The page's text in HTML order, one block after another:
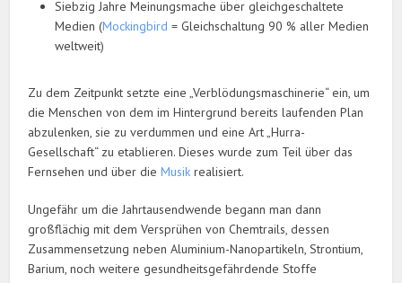
Siebzig Jahre Meinungsmache über gleichgeschaltete
Medien (Mockingbird = Gleichschaltung 90 % aller Medien
weltweit)
Zu dem Zeitpunkt setzte eine „Verblödungsmaschinerie“ ein, um
die Menschen von dem im Hintergrund bereits laufenden Plan
abzulenken, sie zu verdummen und eine Art „Hurra-
Gesellschaft“ zu etablieren. Dieses wurde zum Teil über das
Fernsehen und über dieMusik realisiert.
Ungefähr um die Jahrtausendwende begann man dann
großflächig mit dem Versprühen von Chemtrails, dessen
Zusammensetzung neben Aluminium-Nanopartikeln, Strontium,
Barium, noch weitere gesundheitsgefährdende Stoffe